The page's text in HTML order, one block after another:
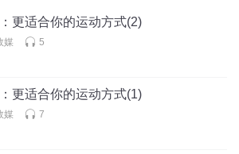
更适合你的运动方式(2)
媒 5
更适合你的运动方式(1)
媒 7